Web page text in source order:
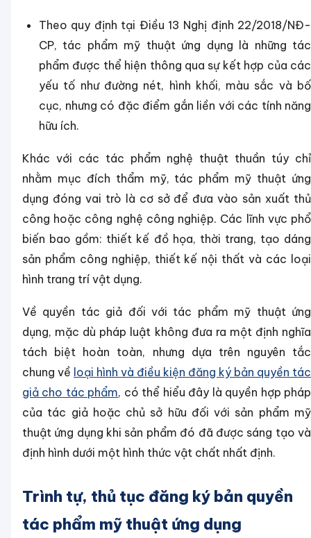
Theo quy định tại Điều 13 Nghị định 22/2018/NĐ-
CP, tác phẩm mỹ thuật ứng dụng là những tác
phẩm được thể hiện thông qua sự kết hợp của các
yếu tố như đường nét, hình khối, màu sắc và bố
cục, nhưng có đặc điểm gắn liền với các tính năng
hữu ích.
Khác với các tác phẩm nghệ thuật thuần túy chỉ
nhằm mục đích thẩm mỹ, tác phẩm mỹ thuật ứng
dụng đóng vai trò là cơ sở để đưa vào sản xuất thủ
công hoặc công nghệ công nghiệp. Các lĩnh vực phổ
biến bao gồm: thiết kế đồ họa, thời trang, tạo dáng
sản phẩm công nghiệp, thiết kế nội thất và các loại
hình trang trí vật dụng.
Về quyền tác giả đối với tác phẩm mỹ thuật ứng
dụng, mặc dù pháp luật không đưa ra một định nghĩa
tách biệt hoàn toàn, nhưng dựa trên nguyên tắc
chung về loại hình và điều kiện đăng ký bản quyền tác
giả cho tác phẩm, có thể hiểu đây là quyền hợp pháp
của tác giả hoặc chủ sở hữu đối với sản phẩm mỹ
thuật ứng dụng khi sản phẩm đó đã được sáng tạo và
định hình dưới một hình thức vật chất nhất định.
Trình tự, thủ tục đăng ký bản quyền
tác phẩm mỹ thuật ứng dụng